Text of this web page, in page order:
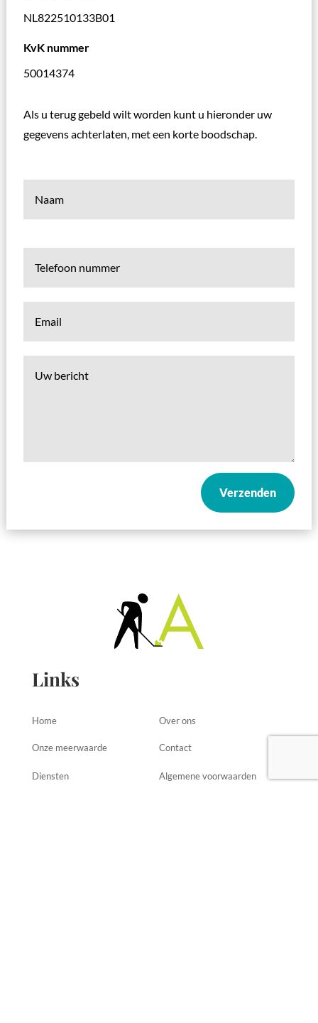
NL822510133B01
KvK nummer
50014374
Als u terug gebeld wilt worden kunt u hieronder uw
gegevens achterlaten, met een korte boodschap.
Verzenden
Links
Home Over ons
Onze meerwaarde Contact
Diensten Algemene voorwaarden